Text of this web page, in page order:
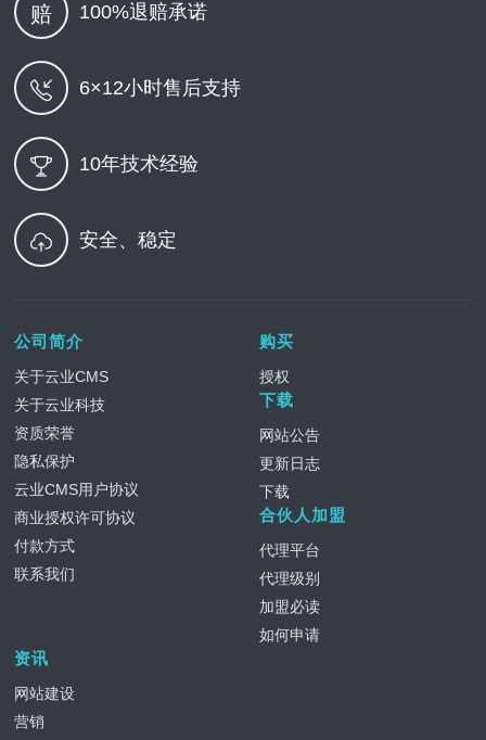
赔 100%退赔承诺
6×12小时售后支持
10年技术经验
安全、稳定
公司简介
关于云业CMS
关于云业科技
资质荣誉
隐私保护
云业CMS用户协议
商业授权许可协议
付款方式
联系我们
购买
授权
下载
网站公告
更新日志
下载
合伙人加盟
代理平台
代理级别
加盟必读
如何申请
资讯
网站建设
营销